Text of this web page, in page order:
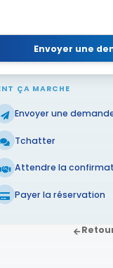
Envoyer une
ÇA MARCHE
Envoyer une
Tchatter
Attendre la
Payer la réservation